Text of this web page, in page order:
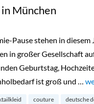
München
Pause stehen in diesem
in großer Gesellschaft
Geburtstag,
ist groß und …
couture
deutsche